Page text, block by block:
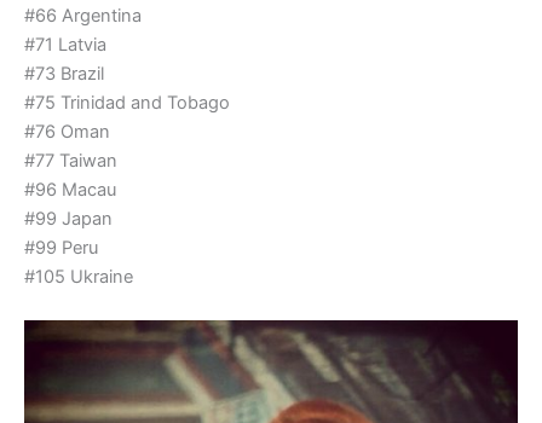
#66 Argentina
#71 Latvia
#73 Brazil
#75 Trinidad and Tobago
#76 Oman
#77 Taiwan
#96 Macau
#99 Japan
#99 Peru
#105 Ukraine